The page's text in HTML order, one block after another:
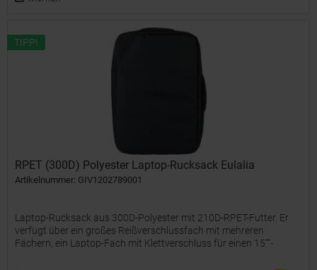
TIPP!
RPET (300D) Polyester Laptop-Rucksack Eulalia
Artikelnummer: GIV1202789001
Laptop-Rucksack aus 300D-Polyester mit 210D-RPET-Futter. Er
verfügt über ein großes Reißverschlussfach mit mehreren
Fächern, ein Laptop-Fach mit Klettverschluss für einen 15””-